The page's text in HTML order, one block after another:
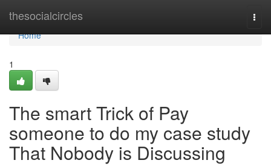
thesocialcircles
Home
Home
1
The smart Trick of Pay
someone to do my case study
That Nobody is Discussing